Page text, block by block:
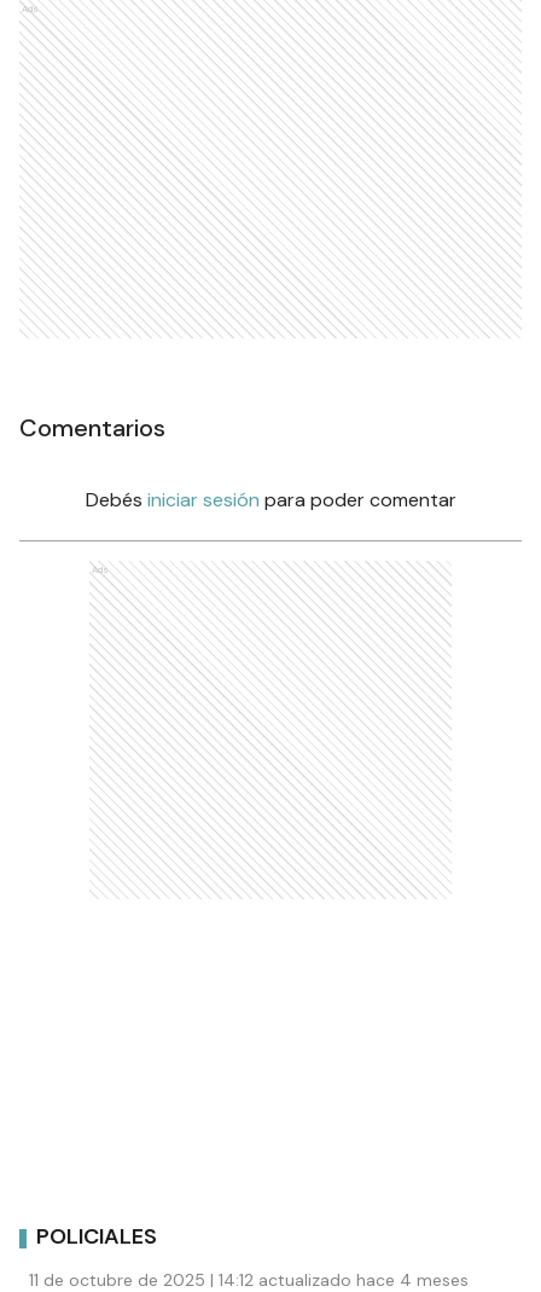
Ads
Comentarios
Debés iniciar sesión para poder comentar
Ads
POLICIALES
11 de octubre de 2025 | 14:12 actualizado hace 4 meses